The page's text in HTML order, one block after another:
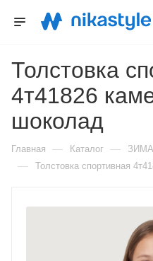
Толстовка
4т41826
шоколад
Главная — Каталог — ЗИМА
— Толстовка спортивная